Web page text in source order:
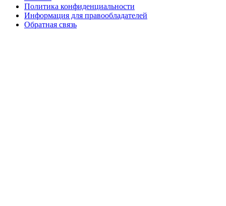
Политика конфиденциальности
Информация для правообладателей
Обратная связь